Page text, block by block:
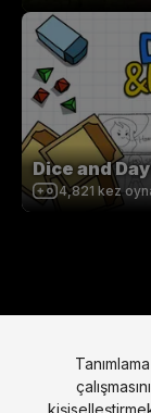
Dice and
4,821 kez